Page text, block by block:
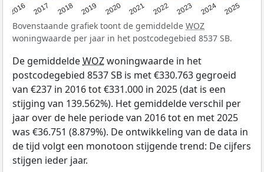
2016 2017 2018 2019 2020 2021 2022 2023 2024 2025
Bovenstaande grafiek toont de gemiddelde WOZ
woningwaarde per jaar in het postcodegebied 8537 SB.
De gemiddeldeWOZwoningwaarde in het
postcodegebied 8537 SB is met €330.763 gegroeid
van €237 in 2016 tot €331.000 in 2025 (dat is een
stijging van 139.562%). Het gemiddelde verschil per
jaar over de hele periode van 2016 tot en met 2025
was €36.751 (8.879%). De ontwikkeling van de data in
de tijd volgt een monotoon stijgende trend: De cijfers
stijgen ieder jaar.